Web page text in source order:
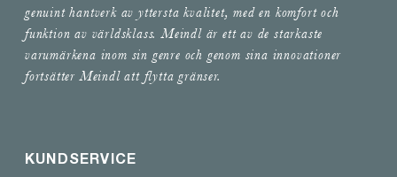
genuint hantverk av yttersta kvalitet, med en komfort och
funktion av världsklass. Meindl är ett av de starkaste
varumärkena inom sin genre och genom sina innovationer
fortsätter Meindl att flytta gränser.
KUNDSERVICE